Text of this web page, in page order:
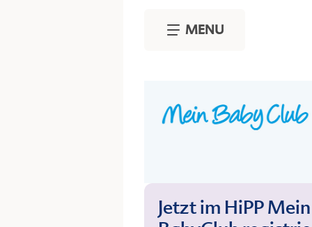
MENU
Jetzt im HiPP Mein